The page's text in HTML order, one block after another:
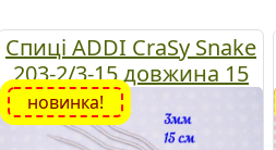
Спиці ADDI CraSy Snake
203-2/3-15 довжина 15
см, 5шт, №3 мм
новинка!